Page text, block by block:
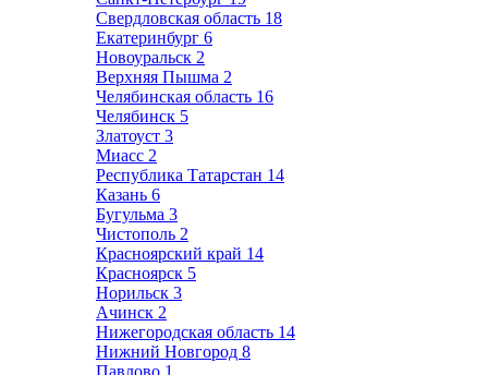
Свердловская область 18
Екатеринбург 6
Новоуральск 2
Верхняя Пышма 2
Челябинская область 16
Челябинск 5
Златоуст 3
Миасс 2
Республика Татарстан 14
Казань 6
Бугульма 3
Чистополь 2
Красноярский край 14
Красноярск 5
Норильск 3
Ачинск 2
Нижегородская область 14
Нижний Новгород 8
Павлово 1